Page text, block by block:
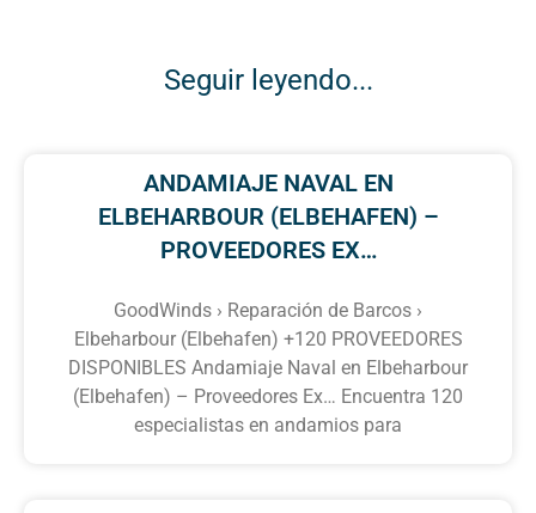
Seguir leyendo...
ANDAMIAJE NAVAL EN
ELBEHARBOUR (ELBEHAFEN) –
PROVEEDORES EX…
GoodWinds › Reparación de Barcos ›
Elbeharbour (Elbehafen) +120 PROVEEDORES
DISPONIBLES Andamiaje Naval en Elbeharbour
(Elbehafen) – Proveedores Ex… Encuentra 120
especialistas en andamios para